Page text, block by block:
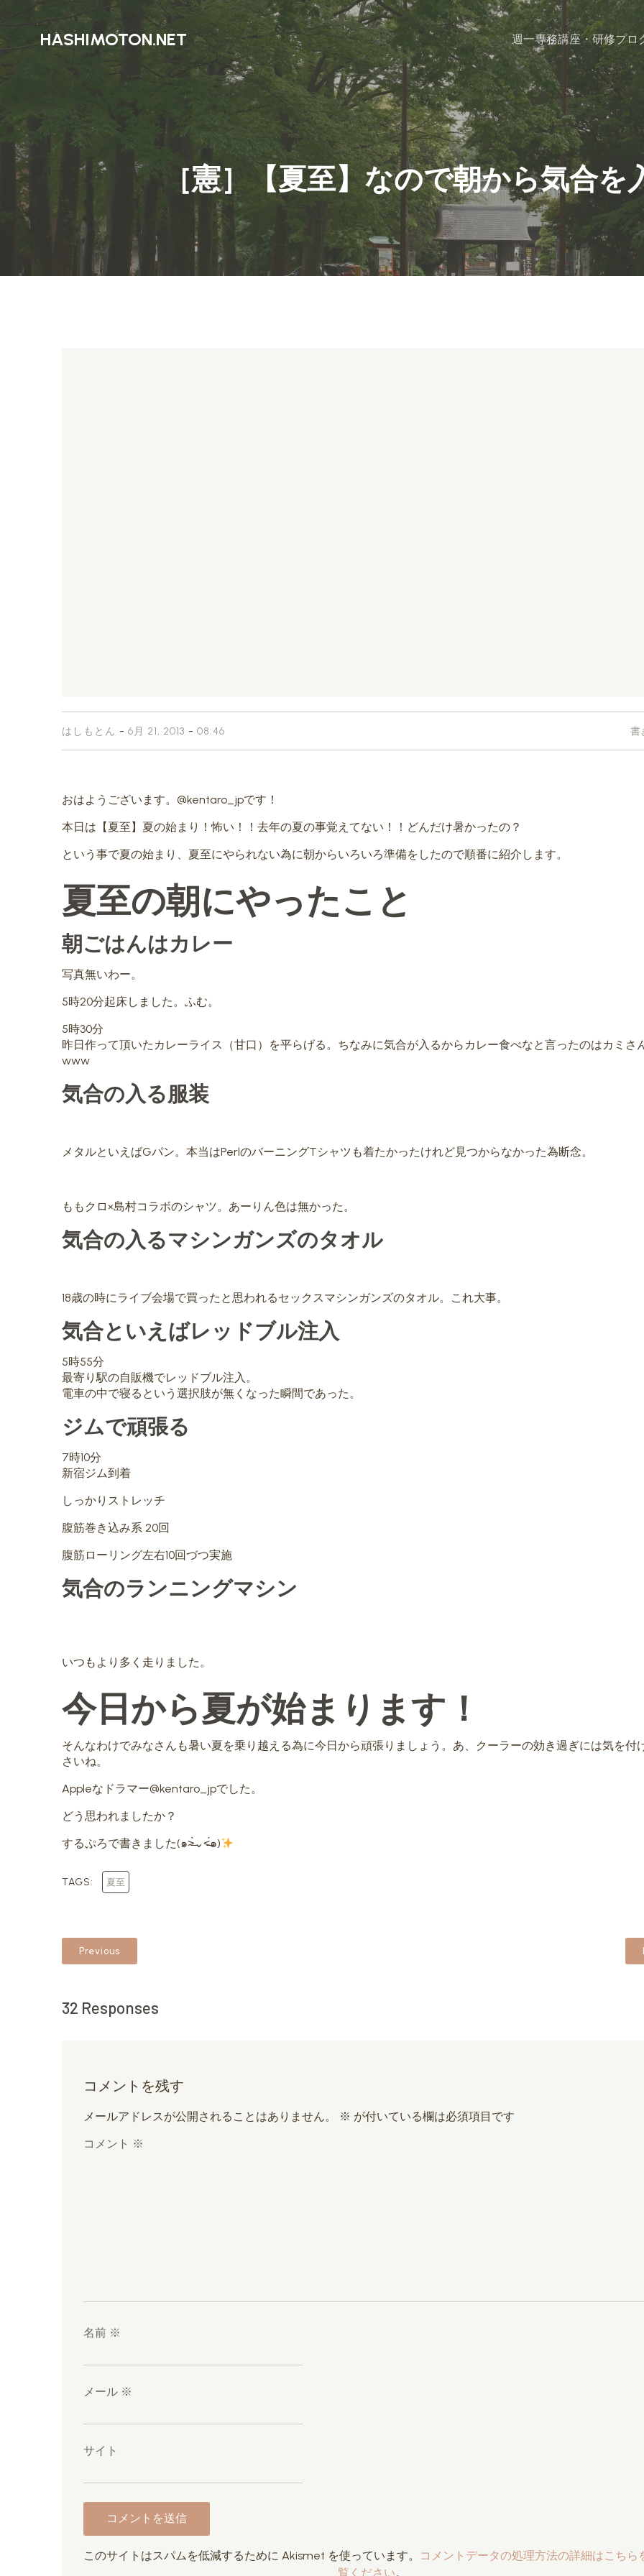
HASHIMOTON.NET 週一専務講座・研修プロ
［憲］【夏至】なので朝から気合を
はしもとん - 6月 21, 2013 - 08:46 書
おはようございます。@kentaro_jpです！
本日は【夏至】夏の始まり！怖い！！去年の夏の事覚えてない！！どんだけ暑かったの？
という事で夏の始まり、夏至にやられない為に朝からいろいろ準備をしたので順番に紹介します。
夏至の朝にやったこと
朝ごはんはカレー
写真無いわー。
5時20分起床しました。ふむ。
5時30分
昨日作って頂いたカレーライス（甘口）を平らげる。ちなみに気合が入るからカレー食べなと言ったのはカミさ
www
気合の入る服装
メタルといえばGパン。本当はPerlのバーニングTシャツも着たかったけれど見つからなかった為断念。
ももクロ×島村コラボのシャツ。あーりん色は無かった。
気合の入るマシンガンズのタオル
18歳の時にライブ会場で買ったと思われるセックスマシンガンズのタオル。これ大事。
気合といえばレッドブル注入
5時55分
最寄り駅の自販機でレッドブル注入。
電車の中で寝るという選択肢が無くなった瞬間であった。
ジムで頑張る
7時10分
新宿ジム到着
しっかりストレッチ
腹筋巻き込み系 20回
腹筋ローリング左右10回づつ実施
気合のランニングマシン
いつもより多く走りました。
今日から夏が始まります！
そんなわけでみなさんも暑い夏を乗り越える為に今日から頑張りましょう。あ、クーラーの効き過ぎには気を付
さいね。
Appleなドラマー@kentaro_jpでした。
どう思われましたか？
するぷろで書きました(๑˃̶̀⌄˂̶́๑)
TAGS: 夏至
Previous
32 Responses
コメントを残す
メールアドレスが公開されることはありません。 ※ が付いている欄は必須項目です
コメント ※
名前 ※
メール ※
サイト
このサイトはスパムを低減するために Akismet を使っています。
コメントデータの処理方法の詳細はこちら
覧ください。